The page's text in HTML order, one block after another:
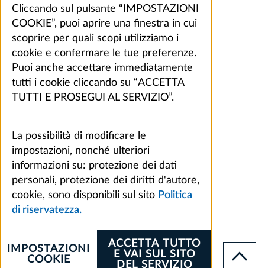
Cliccando sul pulsante “IMPOSTAZIONI
COOKIE”, puoi aprire una finestra in cui
scoprire per quali scopi utilizziamo i
cookie e confermare le tue preferenze.
Puoi anche accettare immediatamente
tutti i cookie cliccando su “ACCETTA
TUTTI E PROSEGUI AL SERVIZIO”.
La possibilità di modificare le
impostazioni, nonché ulteriori
informazioni su: protezione dei dati
personali, protezione dei diritti d'autore,
cookie, sono disponibili sul sito Politica
di riservatezza.
ACCETTA TUTTO
E VAI SUL SITO
DEL SERVIZIO
IMPOSTAZIONI
COOKIE